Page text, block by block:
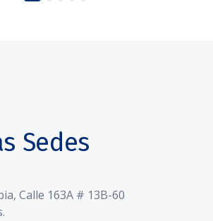
Sedes
Calle 163A # 13B-60